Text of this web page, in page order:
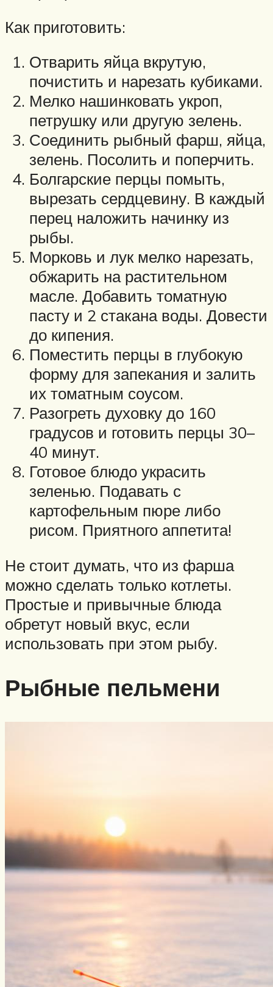
Как приготовить:
Отварить яйца вкрутую,
почистить и нарезать кубиками.
Мелко нашинковать укроп,
петрушку или другую зелень.
Соединить рыбный фарш, яйца,
зелень. Посолить и поперчить.
Болгарские перцы помыть,
вырезать сердцевину. В каждый
перец наложить начинку из
рыбы.
Морковь и лук мелко нарезать,
обжарить на растительном
масле. Добавить томатную
пасту и 2 стакана воды. Довести
до кипения.
Поместить перцы в глубокую
форму для запекания и залить
их томатным соусом.
Разогреть духовку до 160
градусов и готовить перцы 30–
40 минут.
Готовое блюдо украсить
зеленью. Подавать с
картофельным пюре либо
рисом. Приятного аппетита!
Не стоит думать, что из фарша
можно сделать только котлеты.
Простые и привычные блюда
обретут новый вкус, если
использовать при этом рыбу.
Рыбные пельмени